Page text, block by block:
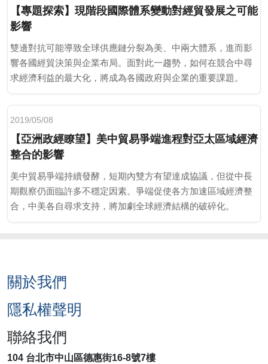
【專題探索】現階段國際體系變動對經貿發展之可能
影響
雙邊對抗可能導致全球供應鏈分裂為美、中兩大體系，進而影
響各國經貿決策與企業布局。面對此一趨勢，如何在競合中尋
求經濟利益的最大化，將成為各國政府與企業的重要課題。
2019/05/08
【亞洲政經瞭望】美中貿易爭端進程對亞太區域經濟
整合的影響
美中貿易爭端持續發酵，短期內雙方有望達成協議，但從中長
期觀察仍面臨許多不穩定因素。爭端促使各方加速區域經濟整
合，中美各自尋求支持，將加劇全球經濟結構的破碎化。
關於我們
隱私權聲明
聯絡我們
104 台北市中山區德惠街16-8號7樓